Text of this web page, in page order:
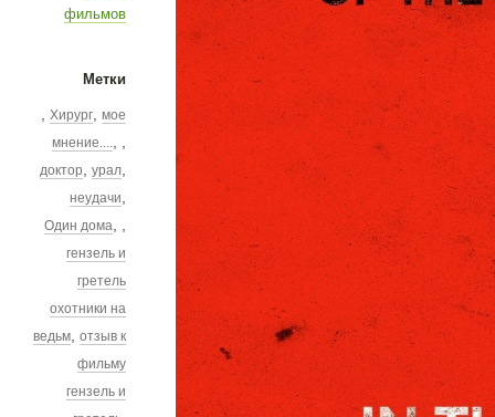
фильмов
Метки
Хирург, мое
мнение....
доктор урал,
неудачи
Один дома
гензель и
гретель
охотники на
ведьм, отзыв к
фильму
гензель и